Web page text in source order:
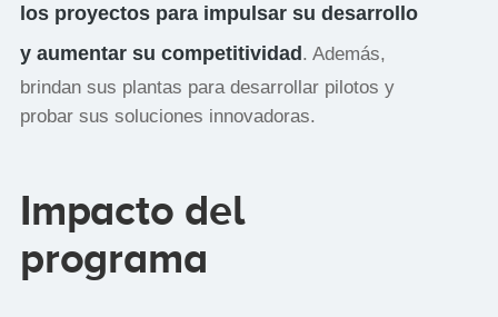
los proyectos para impulsar su desarrollo
y aumentar su competitividad. Además,
brindan sus plantas para desarrollar pilotos y
probar sus soluciones innovadoras.
Impacto del
programa